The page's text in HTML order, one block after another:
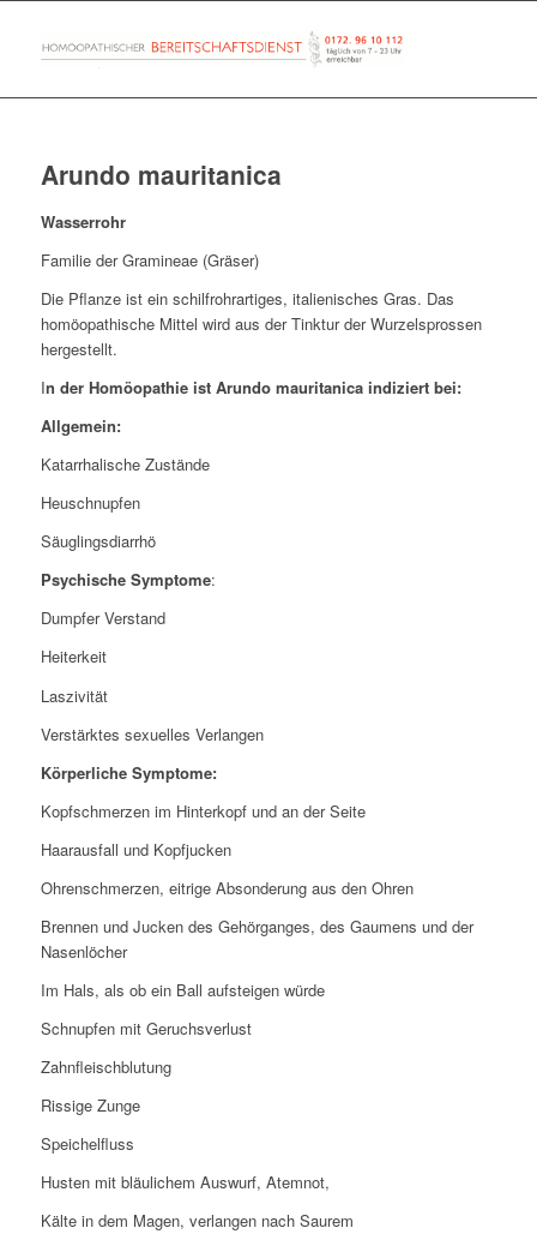
Arundo mauritanica
Wasserrohr
Familie der Gramineae (Gräser)
Die Pflanze ist ein schilfrohrartiges, italienisches Gras. Das
homöopathische Mittel wird aus der Tinktur der Wurzelsprossen
hergestellt.
In der Homöopathie istArundo mauritanica indiziert bei:
Allgemein:
Katarrhalische Zustände
Heuschnupfen
Säuglingsdiarrhö
Psychische Symptome:
Dumpfer Verstand
Heiterkeit
Laszivität
Verstärktes sexuelles Verlangen
Körperliche Symptome:
Kopfschmerzen im Hinterkopf und an der Seite
Haarausfall und Kopfjucken
Ohrenschmerzen, eitrige Absonderung aus den Ohren
Brennen und Jucken des Gehörganges, des Gaumens und der
Nasenlöcher
Im Hals, als ob ein Ball aufsteigen würde
Schnupfen mit Geruchsverlust
Zahnfleischblutung
Rissige Zunge
Speichelfluss
Husten mit bläulichem Auswurf, Atemnot,
Kälte in dem Magen, verlangen nach Saurem